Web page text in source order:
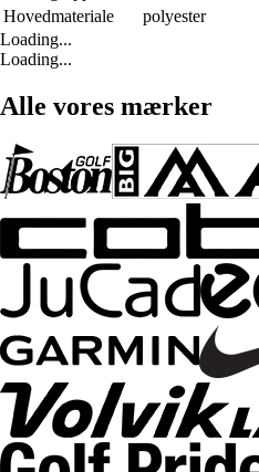
Hovedmateriale
polyester
Loading...
Loading...
Alle vores mærker